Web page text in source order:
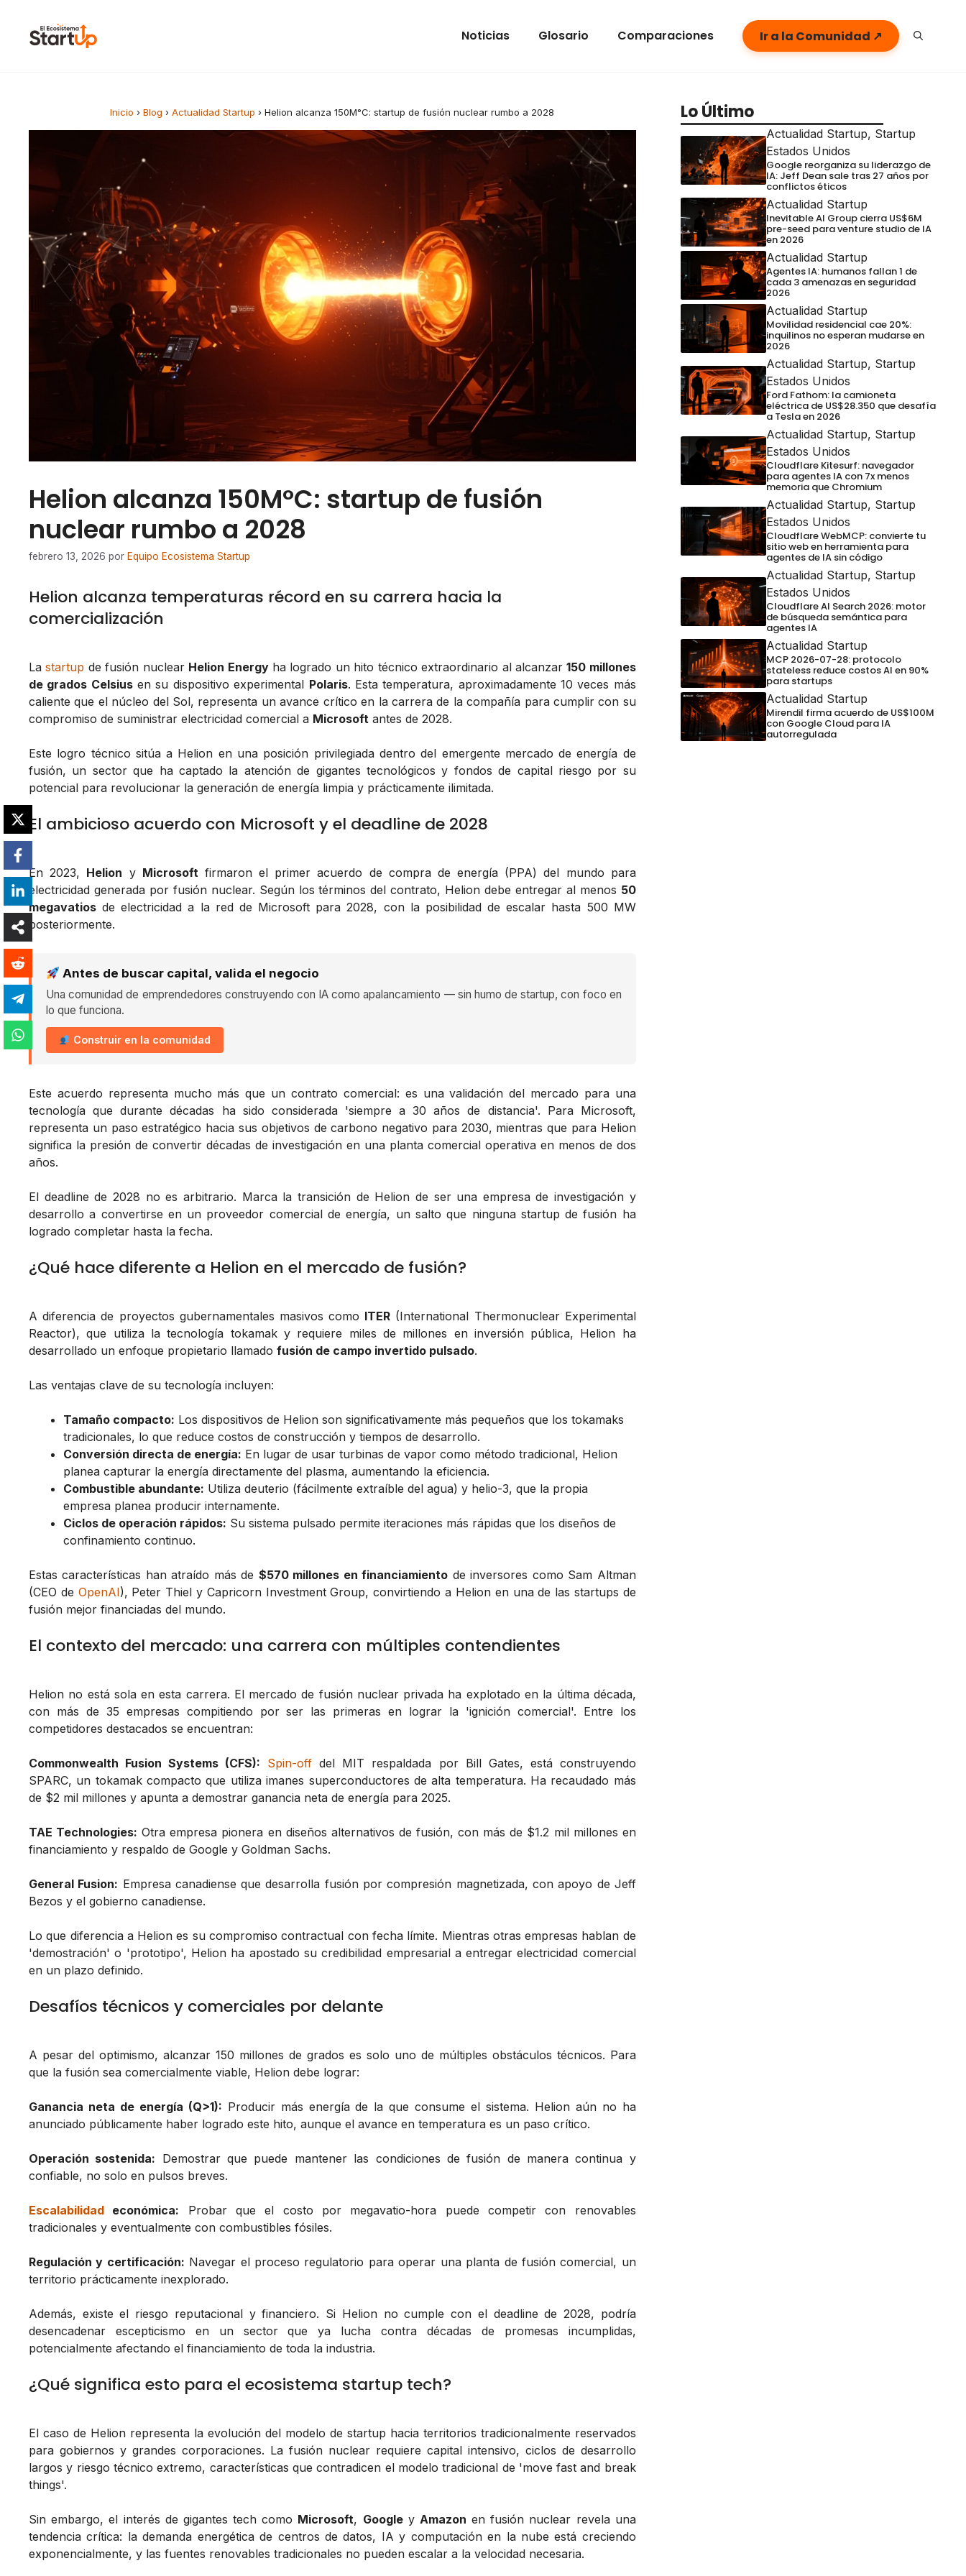
Noticias Glosario Comparaciones Ir a la Comunidad ↗
Inicio › Blog › Actualidad Startup › Helion alcanza 150M°C: startup de fusión nuclear rumbo a 2028
Helion alcanza 150M°C: startup de fusión
nuclear rumbo a 2028
febrero 13, 2026 por Equipo Ecosistema Startup
Helion alcanza temperaturas récord en su carrera hacia la
comercialización
Lastartup de fusión nuclear Helion Energyha logrado un hito técnico extraordinario al alcanzar150 millones
de grados Celsiusen su dispositivo experimental Polaris. Esta temperatura, aproximadamente 10 veces más
caliente que el núcleo del Sol, representa un avance crítico en la carrera de la compañía para cumplir con su
compromiso de suministrar electricidad comercial a Microsoft antes de 2028.
Este logro técnico sitúa a Helion en una posición privilegiada dentro del emergente mercado de energía de
fusión, un sector que ha captado la atención de gigantes tecnológicos y fondos de capital riesgo por su
potencial para revolucionar la generación de energía limpia y prácticamente ilimitada.
El ambicioso acuerdo con Microsoft y el deadline de 2028
En 2023, Helion y Microsoftfirmaron el primer acuerdo de compra de energía (PPA) del mundo para
electricidad generada por fusión nuclear. Según los términos del contrato, Helion debe entregar al menos 50
megavatios de electricidad a la red de Microsoft para 2028, con la posibilidad de escalar hasta 500 MW
posteriormente.
Antes de buscar capital, valida el negocio
Una comunidad de emprendedores construyendo con IA como apalancamiento — sin humo de startup, con foco en
lo que funciona.
Construir en la comunidad
Este acuerdo representa mucho más que un contrato comercial: es una validación del mercado para una
tecnología que durante décadas ha sido considerada 'siempre a 30 años de distancia'. Para Microsoft,
representa un paso estratégico hacia sus objetivos de carbono negativo para 2030, mientras que para Helion
significa la presión de convertir décadas de investigación en una planta comercial operativa en menos de dos
años.
El deadline de 2028 no es arbitrario. Marca la transición de Helion de ser una empresa de investigación y
desarrollo a convertirse en un proveedor comercial de energía, un salto que ninguna startup de fusión ha
logrado completar hasta la fecha.
¿Qué hace diferente a Helion en el mercado de fusión?
A diferencia de proyectos gubernamentales masivos como ITER (International Thermonuclear Experimental
Reactor), que utiliza la tecnología tokamak y requiere miles de millones en inversión pública, Helion ha
desarrollado un enfoque propietario llamado fusión de campo invertido pulsado.
Las ventajas clave de su tecnología incluyen:
Tamaño compacto: Los dispositivos de Helion son significativamente más pequeños que los tokamaks
tradicionales, lo que reduce costos de construcción y tiempos de desarrollo.
Conversión directa de energía: En lugar de usar turbinas de vapor como método tradicional, Helion
planea capturar la energía directamente del plasma, aumentando la eficiencia.
Combustible abundante: Utiliza deuterio (fácilmente extraíble del agua) y helio-3, que la propia
empresa planea producir internamente.
Ciclos de operación rápidos: Su sistema pulsado permite iteraciones más rápidas que los diseños de
confinamiento continuo.
Estas características han atraído más de $570 millones en financiamiento de inversores como Sam Altman
(CEO de OpenAI), Peter Thiel y Capricorn Investment Group, convirtiendo a Helion en una de las startups de
fusión mejor financiadas del mundo.
El contexto del mercado: una carrera con múltiples contendientes
Helion no está sola en esta carrera. El mercado de fusión nuclear privada ha explotado en la última década,
con más de 35 empresas compitiendo por ser las primeras en lograr la 'ignición comercial'. Entre los
competidores destacados se encuentran:
Commonwealth Fusion Systems (CFS): Spin-off del MIT respaldada por Bill Gates, está construyendo
SPARC, un tokamak compacto que utiliza imanes superconductores de alta temperatura. Ha recaudado más
de $2 mil millones y apunta a demostrar ganancia neta de energía para 2025.
TAE Technologies: Otra empresa pionera en diseños alternativos de fusión, con más de $1.2 mil millones en
financiamiento y respaldo de Google y Goldman Sachs.
General Fusion: Empresa canadiense que desarrolla fusión por compresión magnetizada, con apoyo de Jeff
Bezos y el gobierno canadiense.
Lo que diferencia a Helion es su compromiso contractual con fecha límite. Mientras otras empresas hablan de
'demostración' o 'prototipo', Helion ha apostado su credibilidad empresarial a entregar electricidad comercial
en un plazo definido.
Desafíos técnicos y comerciales por delante
A pesar del optimismo, alcanzar 150 millones de grados es solo uno de múltiples obstáculos técnicos. Para
que la fusión sea comercialmente viable, Helion debe lograr:
Ganancia neta de energía (Q>1): Producir más energía de la que consume el sistema. Helion aún no ha
anunciado públicamente haber logrado este hito, aunque el avance en temperatura es un paso crítico.
Operación sostenida: Demostrar que puede mantener las condiciones de fusión de manera continua y
confiable, no solo en pulsos breves.
Escalabilidad económica: Probar que el costo por megavatio-hora puede competir con renovables
tradicionales y eventualmente con combustibles fósiles.
Regulación y certificación: Navegar el proceso regulatorio para operar una planta de fusión comercial, un
territorio prácticamente inexplorado.
Además, existe el riesgo reputacional y financiero. Si Helion no cumple con el deadline de 2028, podría
desencadenar escepticismo en un sector que ya lucha contra décadas de promesas incumplidas,
potencialmente afectando el financiamiento de toda la industria.
¿Qué significa esto para el ecosistema startup tech?
El caso de Helion representa la evolución del modelo de startup hacia territorios tradicionalmente reservados
para gobiernos y grandes corporaciones. La fusión nuclear requiere capital intensivo, ciclos de desarrollo
largos y riesgo técnico extremo, características que contradicen el modelo tradicional de 'move fast and break
things'.
Sin embargo, el interés de gigantes tech como Microsoft, Googley Amazon en fusión nuclear revela una
tendencia crítica: la demanda energética de centros de datos, IA y computación en la nube está creciendo
exponencialmente, y las fuentes renovables tradicionales no pueden escalar a la velocidad necesaria.
Lo Último
Actualidad Startup, Startup
Estados Unidos
Google reorganiza su liderazgo de
IA: Jeff Dean sale tras 27 años por
conflictos éticos
Actualidad Startup
Inevitable AI Group cierra US$6M
pre-seed para venture studio de IA
en 2026
Actualidad Startup
Agentes IA: humanos fallan 1 de
cada 3 amenazas en seguridad
2026
Actualidad Startup
Movilidad residencial cae 20%:
inquilinos no esperan mudarse en
2026
Actualidad Startup, Startup
Estados Unidos
Ford Fathom: la camioneta
eléctrica de US$28.350 que desafía
a Tesla en 2026
Actualidad Startup, Startup
Estados Unidos
Cloudflare Kitesurf: navegador
para agentes IA con 7x menos
memoria que Chromium
Actualidad Startup, Startup
Estados Unidos
Cloudflare WebMCP: convierte tu
sitio web en herramienta para
agentes de IA sin código
Actualidad Startup, Startup
Estados Unidos
Cloudflare AI Search 2026: motor
de búsqueda semántica para
agentes IA
Actualidad Startup
MCP 2026-07-28: protocolo
stateless reduce costos AI en 90%
para startups
Actualidad Startup
Mirendil firma acuerdo de US$100M
con Google Cloud para IA
autorregulada